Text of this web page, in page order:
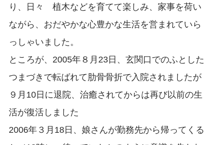
り、日々 植木などを育てて楽しみ、家事を荷い
ながら、おだやかな心豊かな生活を営まれていら
っしゃいました。
ところが、2005年８月23日、玄関口でのふとした
つまづきで転ばれて肋骨骨折で入院されましたが
９月10日に退院、治癒されてからは再び以前の生
活が復活しました
2006年３月18日、娘さんが勤務先から帰ってくる